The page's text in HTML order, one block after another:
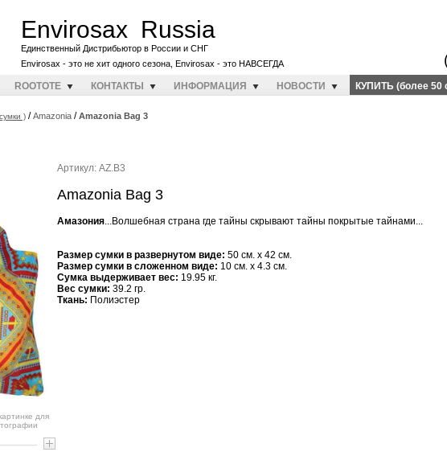
Envirosax Russia
Единственный Дистрибьютор в России и СНГ
Envirosax - это не хит одного сезона, Envirosax - это НАВСЕГДА
ROOTOTE КОНТАКТЫ ИНФОРМАЦИЯ НОВОСТИ КУПИТЬ (более 50
) /Amazonia /Amazonia Bag 3
для
Артикул: AZ.B3
Amazonia Bag 3
Амазония...Волшебная страна где тайны скрывают тайны покрытые тайнами...
Размер сумки в развернутом виде: 50 см. x 42 см.
Размер сумки в сложенном виде: 10 см. x 4.3 см.
Cумка выдерживает вес: 19.95 кг.
Вес сумки: 39.2 гр.
Ткань: Полиэстер